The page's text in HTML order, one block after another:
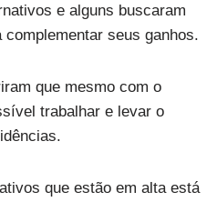
e alguns buscaram
seus ganhos.
que mesmo com o
trabalhar e levar o
que estão em alta está